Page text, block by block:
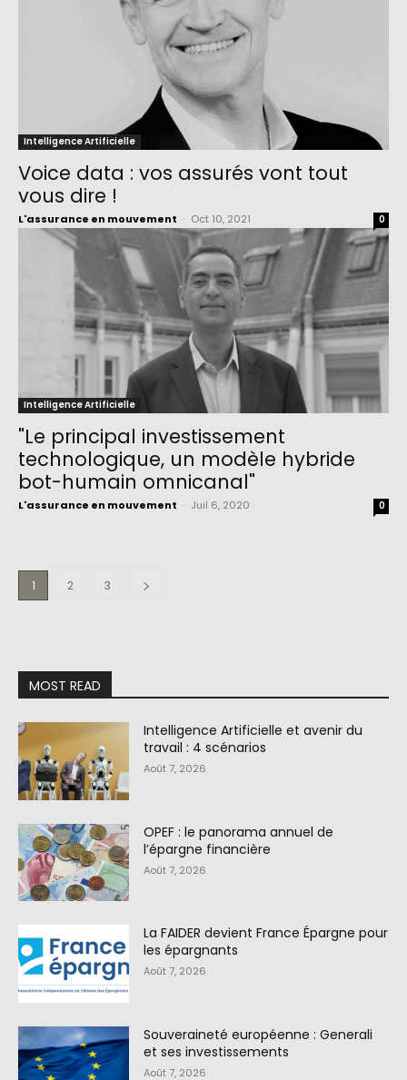
Intelligence Artificielle
Voice data : vos assurés vont tout
vous dire !
L'assurance en mouvement Oct 10, 2021 0
Intelligence Artificielle
"Le principal investissement
technologique, un modèle hybride
bot-humain omnicanal"
L'assurance en mouvement Juil 6, 2020 0
1 2 3
MOST READ
Intelligence Artificielle et avenir du
travail : 4 scénarios
Août 7, 2026
OPEF : le panorama annuel de
l’épargne financière
Août 7, 2026
La FAIDER devient France Épargne pour
les épargnants
Août 7, 2026
Souveraineté européenne : Generali
et ses investissements
Août 7, 2026